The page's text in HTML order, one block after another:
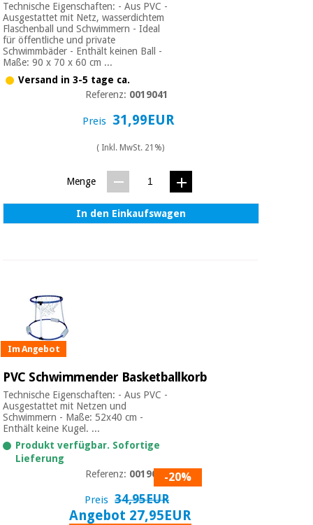
Technische Eigenschaften: - Aus PVC -
Ausgestattet mit Netz, wasserdichtem
Flaschenball und Schwimmern - Ideal
für öffentliche und private
Schwimmbäder - Enthält keinen Ball -
Maße: 90 x 70 x 60 cm ...
Versand in 3-5 tage ca.
Referenz: 0019041
Preis 31,99EUR
( Inkl. MwSt. 21%)
Menge
In den Einkaufswagen
Im Angebot
PVC Schwimmender Basketballkorb
Technische Eigenschaften: - Aus PVC -
Ausgestattet mit Netzen und
Schwimmern - Maße: 52x40 cm -
Enthält keine Kugel. ...
Produkt verfügbar. Sofortige
Lieferung
Referenz: 0019031-20%
Preis 34,95EUR
Angebot 27,95EUR